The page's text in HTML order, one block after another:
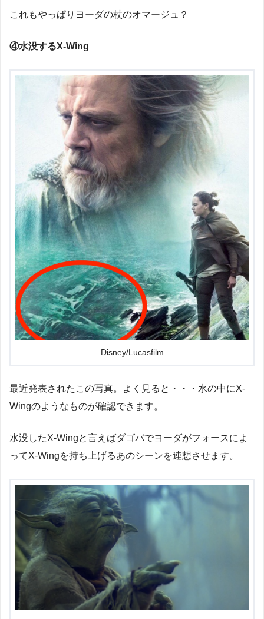
これもやっぱりヨーダの杖のオマージュ？
④水没するX-Wing
Disney/Lucasfilm
最近発表されたこの写真。よく見ると・・・水の中にX-
Wingのようなものが確認できます。
水没したX-Wingと言えばダゴバでヨーダがフォースによ
ってX-Wingを持ち上げるあのシーンを連想させます。